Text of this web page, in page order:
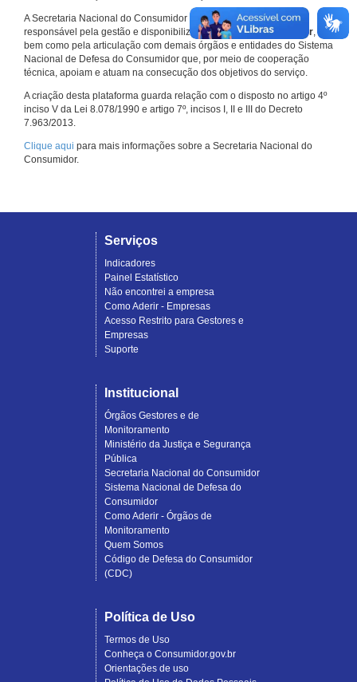
A Secretaria Nacional do Consumidor do Ministério da Justiça é a
responsável pela gestão e disponibilização doConsumidor.gov.br,
bem como pela articulação com demais órgãos e entidades do Sistema
Nacional de Defesa do Consumidor que, por meio de cooperação
técnica, apoiam e atuam na consecução dos objetivos do serviço.
A criação desta plataforma guarda relação com o disposto no artigo 4º
inciso V da Lei 8.078/1990 e artigo 7º, incisos I, II e III do Decreto
7.963/2013.
Clique aqui para mais informações sobre a Secretaria Nacional do
Consumidor.
Serviços
Indicadores
Painel Estatístico
Não encontrei a empresa
Como Aderir - Empresas
Acesso Restrito para Gestores e
Empresas
Suporte
Institucional
Órgãos Gestores e de
Monitoramento
Ministério da Justiça e Segurança
Pública
Secretaria Nacional do Consumidor
Sistema Nacional de Defesa do
Consumidor
Como Aderir - Órgãos de
Monitoramento
Quem Somos
Código de Defesa do Consumidor
(CDC)
Política de Uso
Termos de Uso
Conheça o Consumidor.gov.br
Orientações de uso